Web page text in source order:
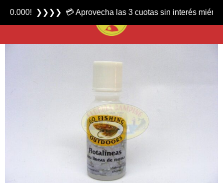
Producto nuevo
Flotalíneas para Líneas de Mosca marca Go Fishing
💳 Aprovecha las 3 cuotas sin interés miércoles y